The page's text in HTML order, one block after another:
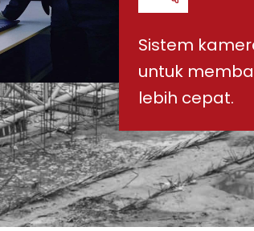
Sistem
untuk
lebih cepat.